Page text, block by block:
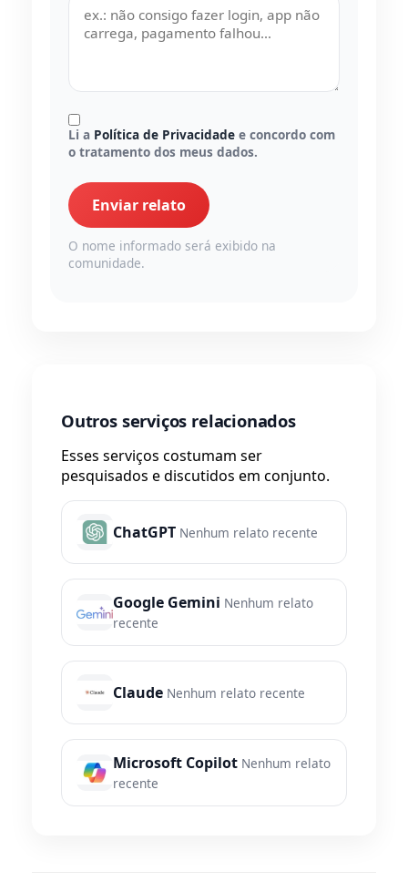
Li a Política de Privacidade e concordo com
o tratamento dos meus dados.
Enviar relato
O nome informado será exibido na
comunidade.
Outros serviços relacionados
Esses serviços costumam ser
pesquisados e discutidos em conjunto.
ChatGPT Nenhum relato recente
Google Gemini Nenhum relato
recente
Claude Nenhum relato recente
Microsoft Copilot Nenhum relato
recente